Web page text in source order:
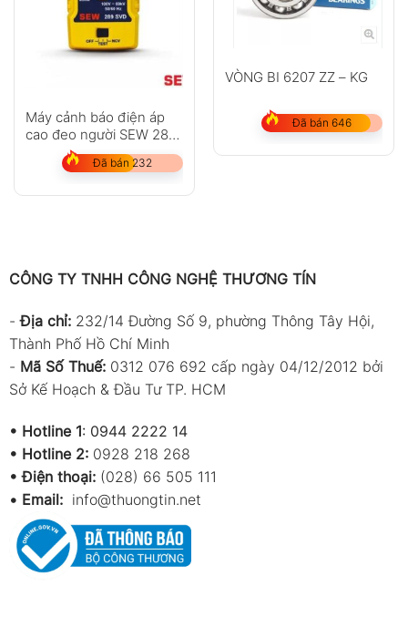
Máy cảnh báo điện áp
cao đeo người SEW 289
Đã bán 232
VÒNG BI 6207 ZZ – KG
Đã bán 646
CÔNG TY TNHH CÔNG NGHỆ THƯƠNG TÍN
-Địa chỉ: 232/14 Đường Số 9, phường Thông Tây Hội,
Thành Phố Hồ Chí Minh
- Mã Số Thuế: 0312 076 692 cấp ngày 04/12/2012 bởi
Sở Kế Hoạch & Đầu Tư TP. HCM
• Hotline 1: 0944 2222 14
• Hotline 2: 0928 218 268
• Điện thoại: (028) 66 505 111
• Email: info@thuongtin.net